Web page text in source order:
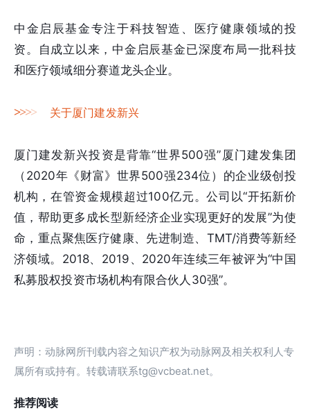
中金启辰基金专注于科技智造、医疗健康领域的投
资。自成立以来，中金启辰基金已深度布局一批科技
和医疗领域细分赛道龙头企业。
>>>> 关于厦门建发新兴
厦门建发新兴投资是背靠“世界500强”厦门建发集团
（2020年《财富》世界500强234位）的企业级创投
机构，在管资金规模超过100亿元。公司以“开拓新价
值，帮助更多成长型新经济企业实现更好的发展”为使
命，重点聚焦医疗健康、先进制造、TMT/消费等新经
济领域。2018、2019、2020年连续三年被评为“中国
私募股权投资市场机构有限合伙人30强”。
声明：动脉网所刊载内容之知识产权为动脉网及相关权利人专
属所有或持有。转载请联系tg@vcbeat.net。
推荐阅读